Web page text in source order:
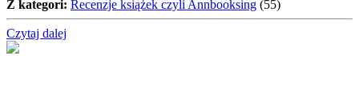
Z kategori: Recenzje książek czyli Annbooksing (55)
Czytaj dalej